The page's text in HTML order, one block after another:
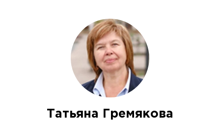
Татьяна Гремякова